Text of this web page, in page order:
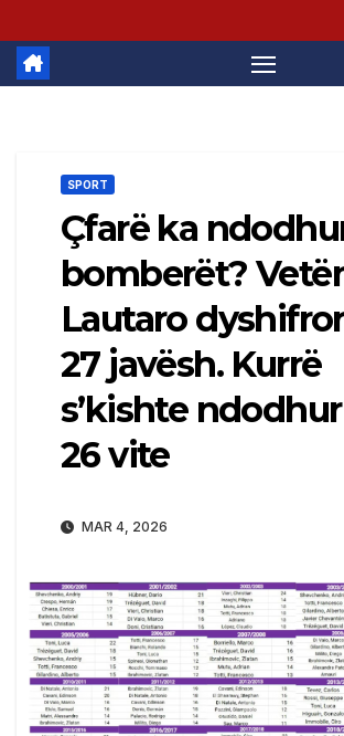
SPORT
Çfarë ka
bomberët?
Lautaro
27 javësh. Kurrë
s’kishte
26 vite
MAR 4, 2026